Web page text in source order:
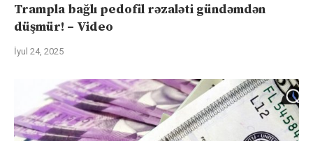
Trampla bağlı pedofil rəzaləti gündəmdən
düşmür! – Video
İyul 24, 2025